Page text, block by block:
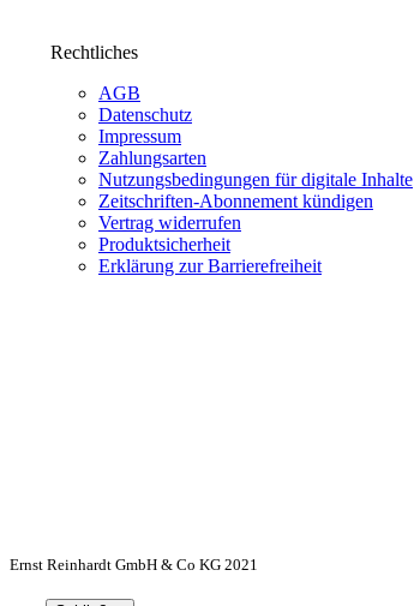
Rechtliches
AGB
Datenschutz
Impressum
Zahlungsarten
Nutzungsbedingungen für digitale Inhalte
Zeitschriften-Abonnement kündigen
Vertrag widerrufen
Produktsicherheit
Erklärung zur Barrierefreiheit
Ernst Reinhardt GmbH & Co KG 2021